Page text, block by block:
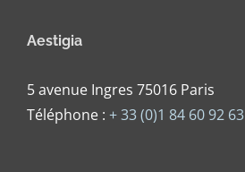
Aestigia
5 avenue Ingres 75016 Paris
Téléphone : + 33 (0)1 84 60 92 63